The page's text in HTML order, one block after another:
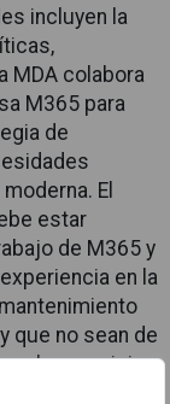
incluyen la
MDA colabora
M365 para
de
El
estar
de M365 y
en la
que no sean de
en los servicios
de